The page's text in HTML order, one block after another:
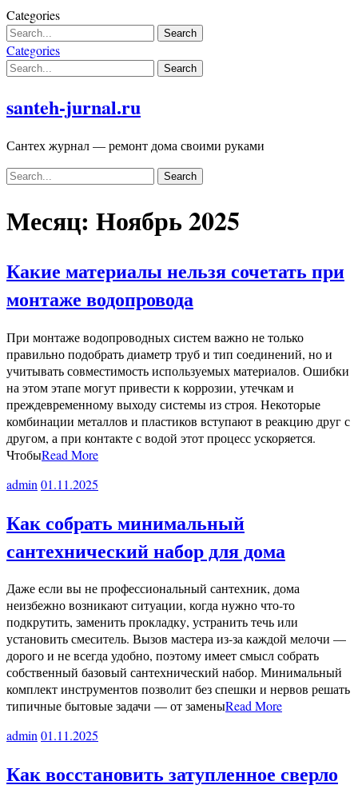
Skip
to
content
Categories
Categories
santeh-jurnal.ru
Сантех журнал — ремонт дома своими руками
Месяц: Ноябрь 2025
Какие материалы нельзя сочетать при
монтаже водопровода
При монтаже водопроводных систем важно не только
правильно подобрать диаметр труб и тип соединений, но и
учитывать совместимость используемых материалов. Ошибки
на этом этапе могут привести к коррозии, утечкам и
преждевременному выходу системы из строя. Некоторые
комбинации металлов и пластиков вступают в реакцию друг с
другом, а при контакте с водой этот процесс ускоряется.
ЧтобыRead More
admin 01.11.2025
Как собрать минимальный
сантехнический набор для дома
Даже если вы не профессиональный сантехник, дома
неизбежно возникают ситуации, когда нужно что-то
подкрутить, заменить прокладку, устранить течь или
установить смеситель. Вызов мастера из-за каждой мелочи —
дорого и не всегда удобно, поэтому имеет смысл собрать
собственный базовый сантехнический набор. Минимальный
комплект инструментов позволит без спешки и нервов решать
типичные бытовые задачи — от заменыRead More
admin01.11.2025
Как восстановить затупленное сверло